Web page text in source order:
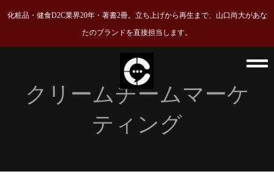
成功ノウハウ
成功事例
会社概要
FAQ
化粧品・健食D2C業界20年・著書2冊。立ち上げから再生まで、山口尚大があな
たのブランドを直接担当します。
クリームチームマーケ
ティング